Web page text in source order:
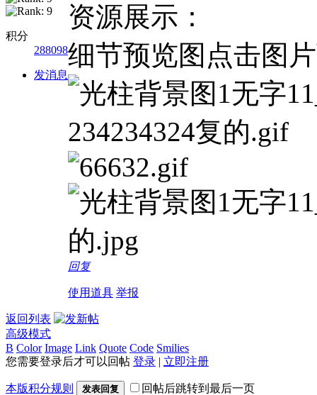
积分
288098
发消息
资源展示：
细节预览图点击图
回复
使用道具 举报
返回列表
高级模式
B Color Image Link Quote Code Smilies
您需要登录后才可以回帖 登录 | 立即注册
本版积分规则 发表回复 回帖后跳转到最后一页